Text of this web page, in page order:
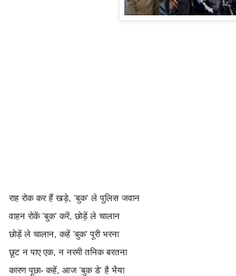
राह रोक कर हैं खड़े, 'बुक' ले पुलिस जवान
वाहन रोकें 'बुक' करें, छोड़ें ले चालान
छोड़ें ले चालान, कहें 'बुक' पूरी भरना
छूट न पाए एक, न नरमी तनिक बरतना
कारण पूछा- कहें, आज 'बुक डे' है भैया